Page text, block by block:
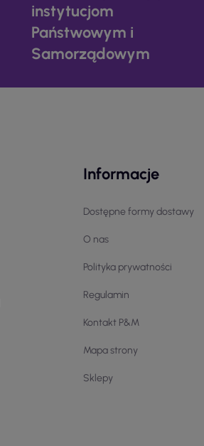
instytucjom
Państwowym i
Samorządowym
Informacje
Dostępne formy dostawy
O nas
Polityka prywatności
Regulamin
Kontakt P&M
Mapa strony
Sklepy